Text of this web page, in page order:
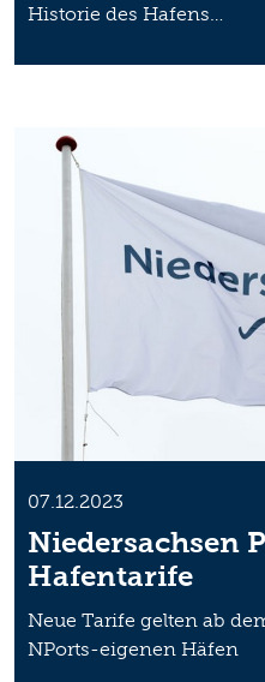
Historie des Hafens…
07.12.2023
Niedersachsen
Hafentarife
Neue Tarife gelten ab
NPorts-eigenen Häfen